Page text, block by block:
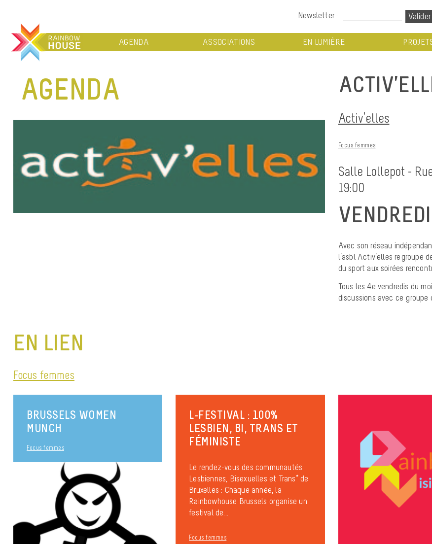
Newsletter :
AGENDA ASSOCIATIONS EN LUMIÈRE
AGENDA
Activ’elles
Focus femmes
Salle Lollepot -
19:00
Avec son réseau
l’asbl Activ’elles regroupe
du sport aux soirées
Tous les 4e vendredis du
discussions avec ce
EN LIEN
Focus femmes
BRUSSELS WOMEN
MUNCH
Focus femmes
L-FESTIVAL : 100%
LESBIEN, BI, TRANS ET
FÉMINISTE
Le rendez-vous des communautés
Lesbiennes, Bisexuelles et Trans* de
Bruxelles : Chaque année, la
Rainbowhouse Brussels organise un
festival de...
Focus femmes